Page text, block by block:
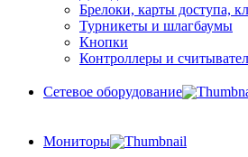
Брелоки, карты доступа,
Турникеты и шлагбаумы
Кнопки
Контроллеры и
Сетевое оборудование
Мониторы